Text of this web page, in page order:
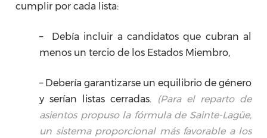
cumplir por cada lista:
– Debía incluir a candidatos que cubran al
menos un tercio de los Estados Miembro,
– Debería garantizarse un equilibrio de género
y serían listas cerradas.
(Para el reparto de
asientos propuso la fórmula de Sainte-Lagüe,
un sistema proporcional más favorable a los